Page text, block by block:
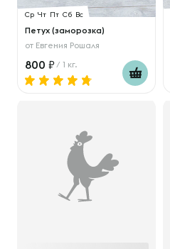
Ср Чт Пт Сб Вс
Петух (заморозка)
от Евгения Рошаля
800 / 1 кг.